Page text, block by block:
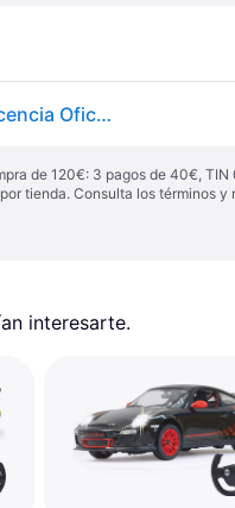
Jamara Mercedes Amg G63 405176 1:14 2,4 Ghz – Licencia Oficial, Hasta 1 Hora De Tiempo De
de 120€: 3 pagos de 40€,
tienda. Consulta los términos
interesarte.